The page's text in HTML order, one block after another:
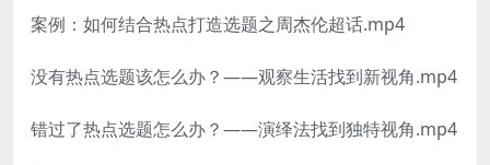
案例：如何结合热点打造选题之周杰伦超话.mp4
没有热点选题该怎么办？——观察生活找到新视角.mp4
错过了热点选题怎么办？——演绎法找到独特视角.mp4